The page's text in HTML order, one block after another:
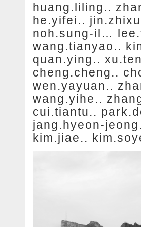
huang.liling..
he.yifei..
noh.sung-il…
wang.tianyao..
quan.ying..
cheng.cheng..
wen.yayuan..
wang.yihe..
cui.tiantu..
jang.hyeon-
kim.jiae..